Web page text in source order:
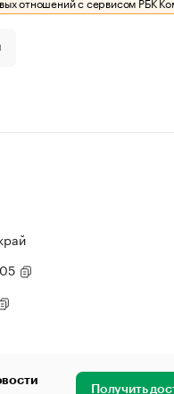
Получить